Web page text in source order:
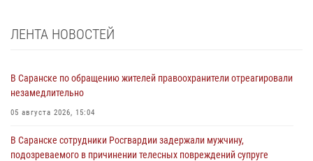
ЛЕНТА НОВОСТЕЙ
В Саранске по обращению жителей правоохранители отреагировали
незамедлительно
05 августа 2026, 15:04
В Саранске сотрудники Росгвардии задержали мужчину,
подозреваемого в причинении телесных повреждений супруге